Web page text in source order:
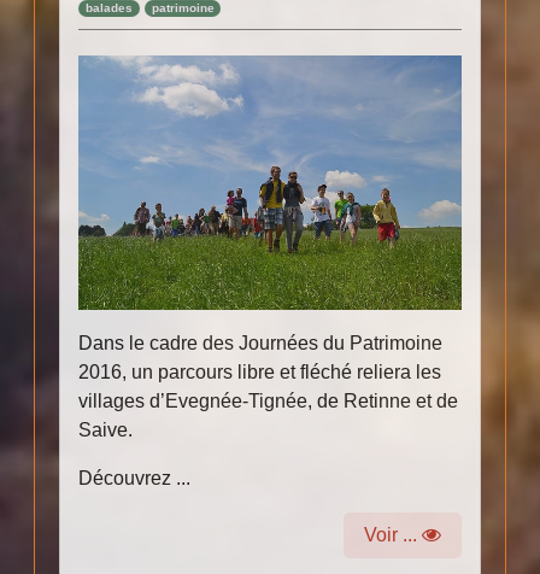
balades patrimoine
Dans le cadre des Journées du Patrimoine
2016, un parcours libre et fléché reliera les
villages d’Evegnée-Tignée, de Retinne et de
Saive.
Découvrez ...
Voir ...